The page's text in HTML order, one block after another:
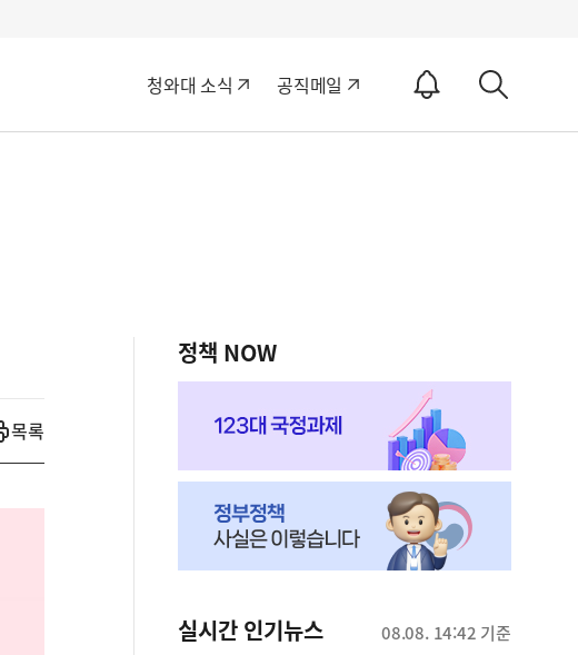
청와대 소식 공직메일
알
ON
세
목록
정책 NOW
실시간 인기뉴스 08.08. 14:42 기준